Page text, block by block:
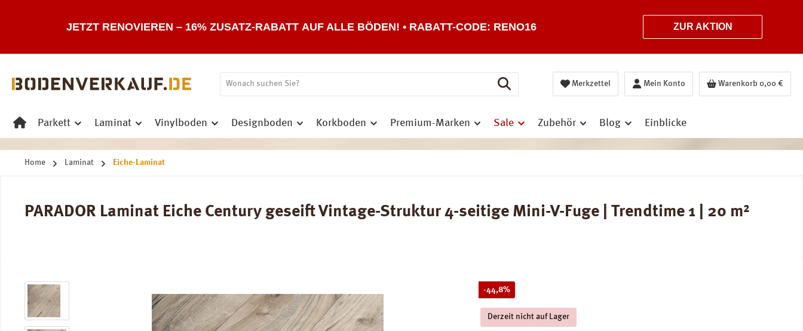
JETZT RENOVIEREN – 16% ZUSATZ-RABATT AUF ALLE BÖDEN! • RABATT-CODE: RENO16 ZUR AKTION
Merkzettel Mein Konto Warenkorb 0,00 €
Parkett Laminat Vinylboden Designboden Korkboden Premium-Marken Sale Zubehör Blog Einblicke
Home Laminat Eiche-Laminat
PARADOR Laminat Eiche Century geseift Vintage-Struktur 4-seitige Mini-V-Fuge | Trendtime 1 | 20 m²
Bildergalerie überspringen -44,8%Rabatt
Derzeit nicht auf Lager